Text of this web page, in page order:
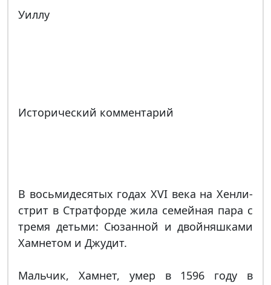
Уиллу
Исторический комментарий
В восьмидесятых годах XVI века на Хенли-
стрит в Стратфорде жила семейная пара с
тремя детьми: Сюзанной и двойняшками
Хамнетом и Джудит.
Мальчик, Хамнет, умер в 1596 году в